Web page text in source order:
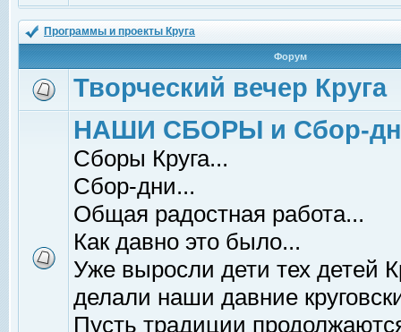
Программы и проекты Круга
Форум
Творческий вечер Круга
НАШИ СБОРЫ и Сбор-
Сборы Круга...
Сбор-дни...
Общая радостная работа...
Как давно это было...
Уже выросли дети тех детей
делали наши давние
Пусть традиции